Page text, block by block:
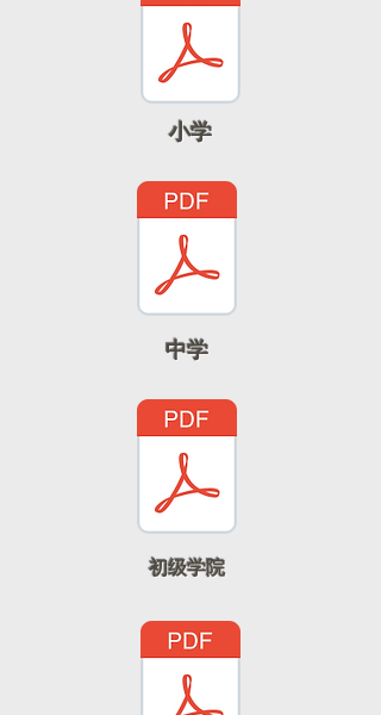
小学
中学
初级学院